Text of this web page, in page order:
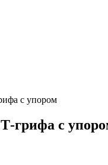
с упором
грифа с